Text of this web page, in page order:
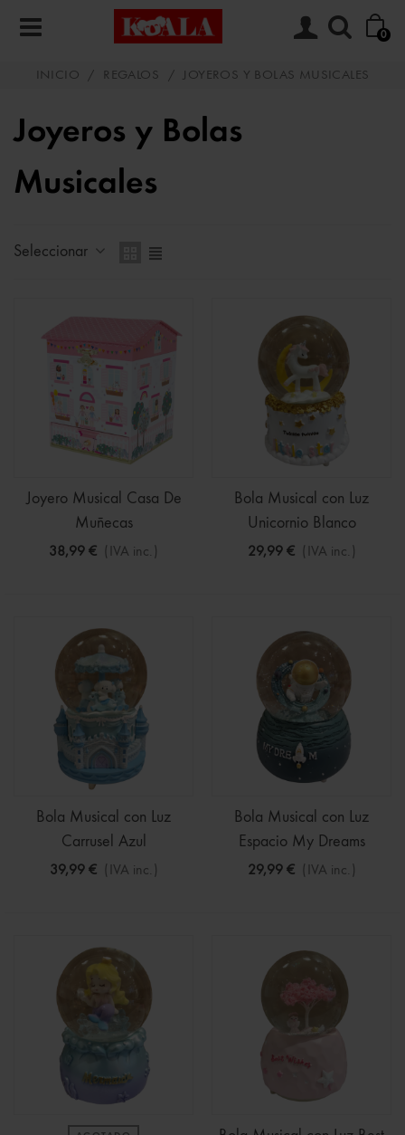
0
INICIO / REGALOS / JOYEROS Y BOLAS MUSICALES
Joyeros y Bolas
Musicales
Seleccionar
Joyero Musical Casa De
Muñecas
38,99 € (IVA inc.)
Bola Musical con Luz
Unicornio Blanco
29,99 € (IVA inc.)
Bola Musical con Luz
Carrusel Azul
39,99 € (IVA inc.)
Bola Musical con Luz
Espacio My Dreams
29,99 € (IVA inc.)